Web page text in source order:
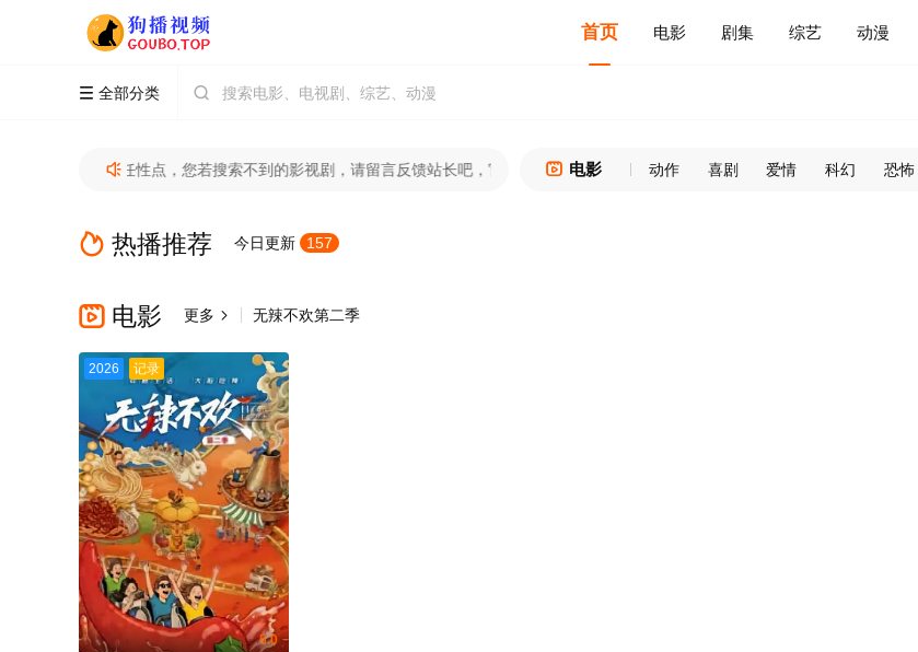
首页 电影 剧集 综艺 动漫
 全部分类 
随意看任性点，您若搜索不到的影视剧，请留言反馈站长吧，官方域名 goubo.top请收藏本站，谨防丢失！
  电影 动作 喜剧 爱情 科幻 恐怖
 热播推荐 今日更新 157
 电影 更多  无辣不欢第二季
2026 记录
5.0